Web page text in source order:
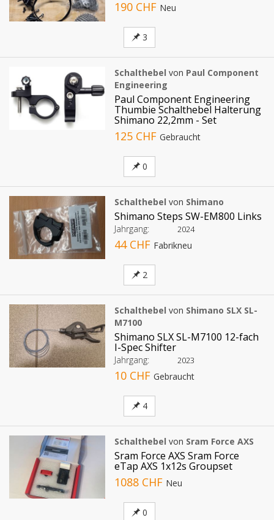
190 CHF Neu
3
Schalthebel von Paul Component
Engineering
Paul Component Engineering
Thumbie Schalthebel Halterung
Shimano 22,2mm - Set
125 CHF Gebraucht
0
Schalthebel von Shimano
Shimano Steps SW-EM800 Links
Jahrgang: 2024
44 CHF Fabrikneu
2
Schalthebel von Shimano SLX SL-
M7100
Shimano SLX SL-M7100 12-fach
I-Spec Shifter
Jahrgang: 2023
10 CHF Gebraucht
4
Schalthebel von Sram Force AXS
Sram Force AXS Sram Force
eTap AXS 1x12s Groupset
1088 CHF Neu
0